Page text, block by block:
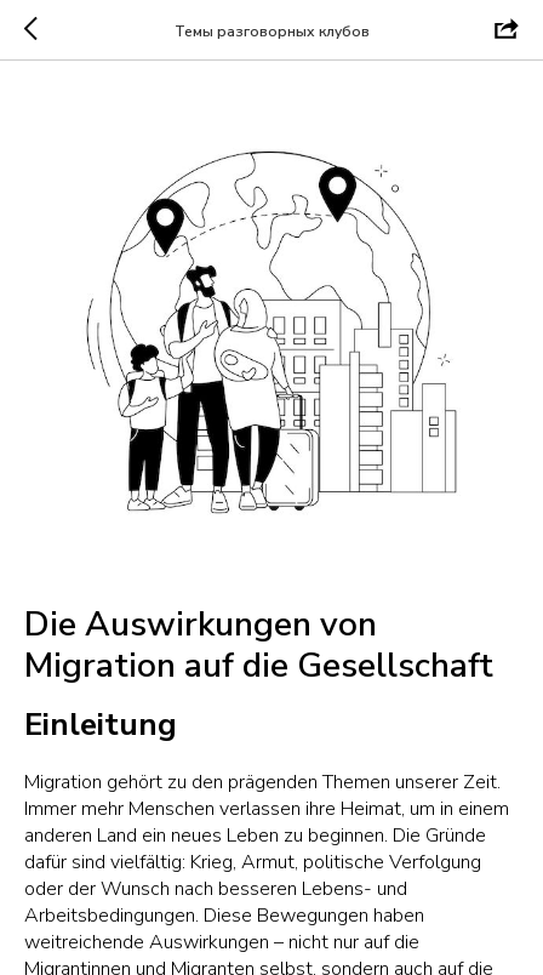
Темы разговорных клубов
Die Auswirkungen von
Migration auf die Gesellschaft
Einleitung
Migration gehört zu den prägenden Themen unserer Zeit.
Immer mehr Menschen verlassen ihre Heimat, um in einem
anderen Land ein neues Leben zu beginnen. Die Gründe
dafür sind vielfältig: Krieg, Armut, politische Verfolgung
oder der Wunsch nach besseren Lebens- und
Arbeitsbedingungen. Diese Bewegungen haben
weitreichende Auswirkungen – nicht nur auf die
Migrantinnen und Migranten selbst, sondern auch auf die